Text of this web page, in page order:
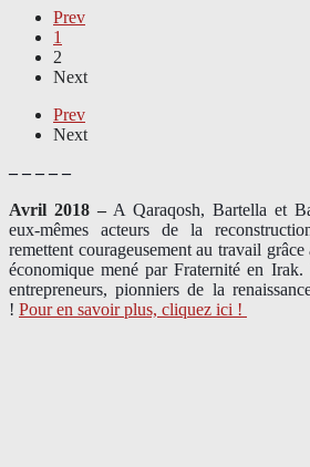
Prev
1
2
Next
Prev
Next
– – – – –
Avril 2018 – A Qaraqosh, Bartella et
eux-mêmes acteurs de la
remettent courageusement au travail
économique mené par Fraternité en
entrepreneurs, pionniers de la
! Pour en savoir plus, cliquez ici !